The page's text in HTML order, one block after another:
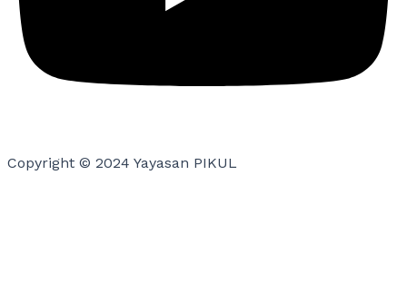
Copyright © 2024 Yayasan PIKUL